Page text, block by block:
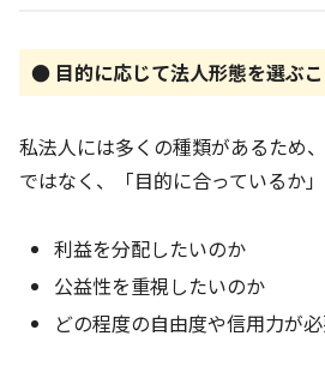
● 目的に応じて法人形態を選ぶ
私法人には多くの種類があるため
ではなく、「目的に合っているか」
利益を分配したいのか
公益性を重視したいのか
どの程度の自由度や信用力が